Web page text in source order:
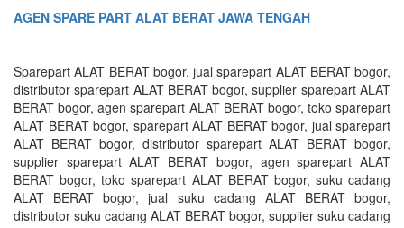
AGEN SPARE PART ALAT BERAT JAWA TENGAH
Sparepart ALAT BERAT bogor, jual sparepart ALAT BERAT bogor,
distributor sparepart ALAT BERAT bogor, supplier sparepart ALAT
BERAT bogor, agen sparepart ALAT BERAT bogor, toko sparepart
ALAT BERAT bogor, sparepart ALAT BERAT bogor, jual sparepart
ALAT BERAT bogor, distributor sparepart ALAT BERAT bogor,
supplier sparepart ALAT BERAT bogor, agen sparepart ALAT
BERAT bogor, toko sparepart ALAT BERAT bogor, suku cadang
ALAT BERAT bogor, jual suku cadang ALAT BERAT bogor,
distributor suku cadang ALAT BERAT bogor, supplier suku cadang